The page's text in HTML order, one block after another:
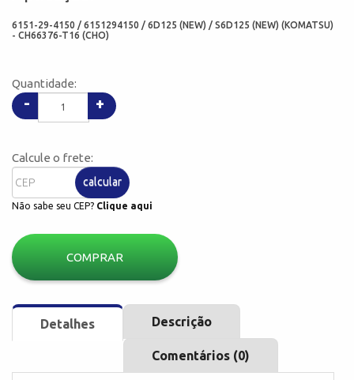
6151-29-4150 / 6151294150 / 6D125 (NEW) / S6D125 (NEW) (KOMATSU)
- CH66376-T16 (CHO)
Quantidade:
- +
Calcule o frete:
calcular
Não sabe seu CEP? Clique aqui
COMPRAR
Detalhes Descrição
Comentários (0)